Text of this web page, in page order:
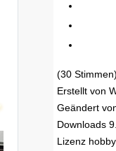
(30 Stimmen)
Erstellt von
Geändert
Downloads
Lizenz